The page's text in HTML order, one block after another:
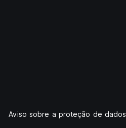
Aviso sobre a proteção de dados